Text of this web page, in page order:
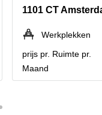
1101 CT
Werkplekken
prijs pr. Ruimte pr.
Maand